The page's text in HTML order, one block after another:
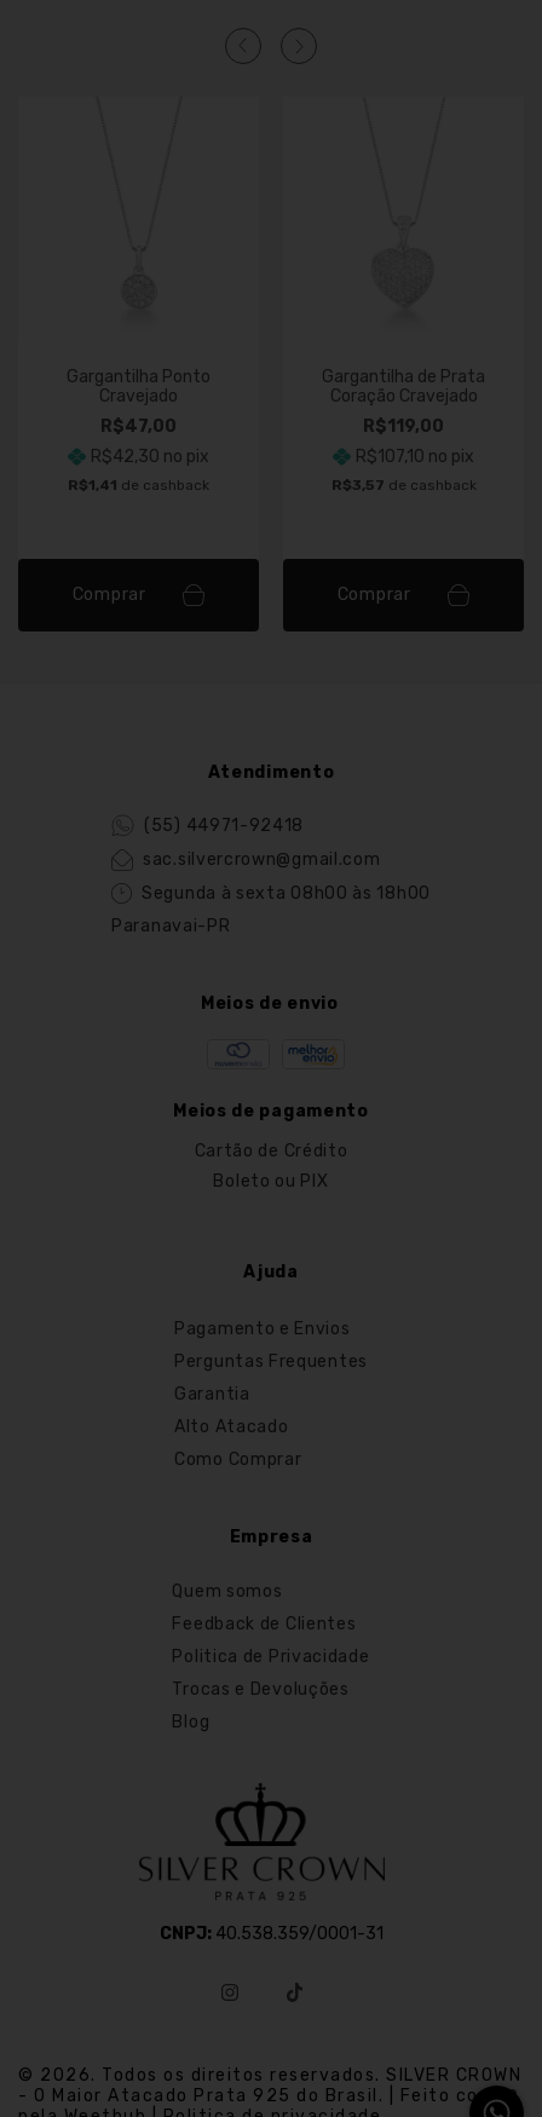
Gargantilha Ponto
Cravejado
R$47,00
R$42,30 no pix
R$1,41 de cashback
Comprar
Gargantilha de Prata
Coração Cravejado
R$119,00
R$107,10 no pix
R$3,57 de cashback
Comprar
Atendimento
(55) 44971-92418
sac.silvercrown@gmail.com
Segunda à sexta 08h00 às 18h00
Paranavai-PR
Meios de envio
Meios de pagamento
Cartão de Crédito
Boleto ou PIX
Ajuda
Pagamento e Envios
Perguntas Frequentes
Garantia
Alto Atacado
Como Comprar
Empresa
Quem somos
Feedback de Clientes
Politica de Privacidade
Trocas e Devoluções
Blog
CNPJ: 40.538.359/0001-31
© 2026. Todos os direitos reservados. SILVER CROWN
- O Maior Atacado Prata 925 do Brasil. | Feito com